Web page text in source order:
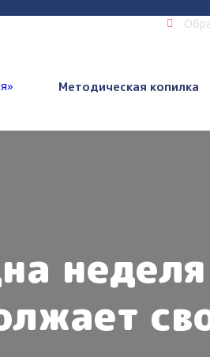
Методическая копилка